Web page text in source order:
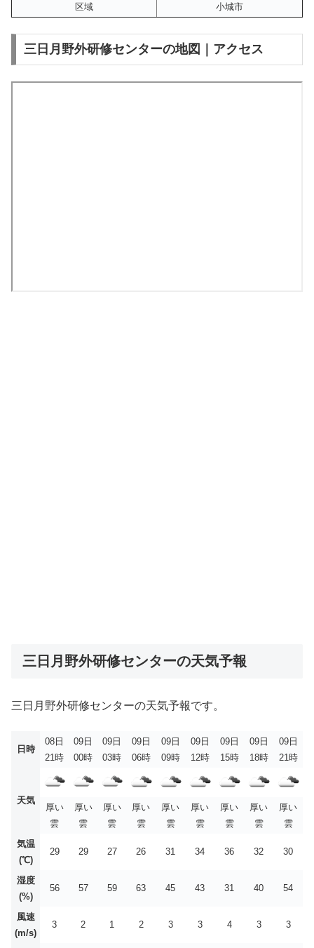
区域
小城市
三日月野外研修センターの地図｜アクセス
三日月野外研修センターの天気予報
三日月野外研修センターの天気予報です。
日時
08日
21時
09日
00時
09日
03時
09日
06時
09日
09時
09日
12時
09日
15時
09日
18時
09日
21時
天気
厚い
雲
厚い
雲
厚い
雲
厚い
雲
厚い
雲
厚い
雲
厚い
雲
厚い
雲
厚い
雲
気温
(℃)
29 29 27 26 31 34 36 32 30
湿度
(%)
56 57 59 63 45 43 31 40 54
風速
(m/s)
3 2 1 2 3 3 4 3 3